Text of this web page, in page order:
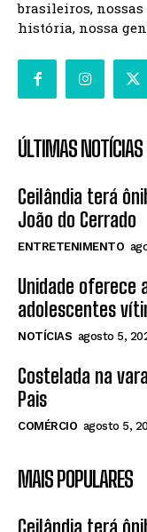
brasileiros, nossas
história, nossa
ÚLTIMAS NOTÍCIAS
Ceilândia terá
João do Cerrado
ENTRETENIMENTO
Unidade oferece
adolescentes
NOTÍCIAS agosto 5,
Costelada na
Pais
COMÉRCIO agosto 5,
MAIS POPULARES